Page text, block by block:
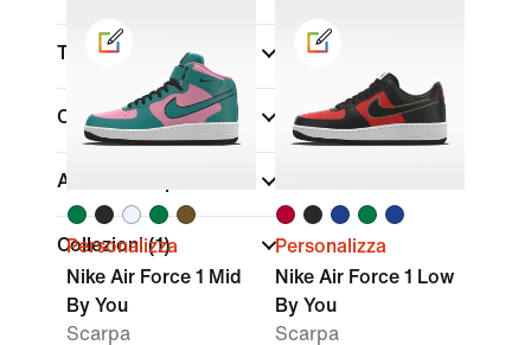
Taglia/Misura
Colore
Altezza scarpa
Collezioni(1)
Personalizza
Nike Air Force 1 Mid
By You
Scarpa
Personalizza
Nike Air Force 1 Low
By You
Scarpa